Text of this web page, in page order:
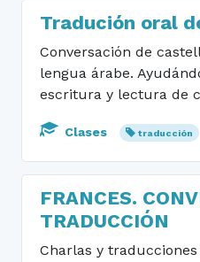
Tradución oral
Conversación de
lengua árabe.
escritura y lectura de
Clases traducción
FRANCES.
TRADUCCIÓN
Charlas y